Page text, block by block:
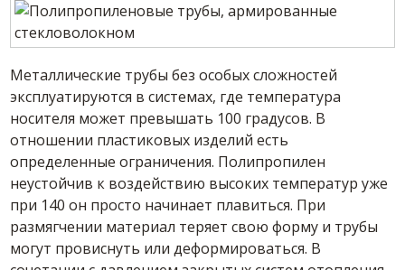
Металлические трубы без особых сложностей
эксплуатируются в системах, где температура
носителя может превышать 100 градусов. В
отношении пластиковых изделий есть
определенные ограничения. Полипропилен
неустойчив к воздействию высоких температур уже
при 140 он просто начинает плавиться. При
размягчении материал теряет свою форму и трубы
могут провиснуть или деформироваться. В